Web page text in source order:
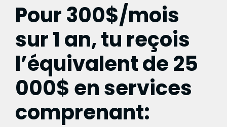
Pour 300$/mois
sur 1 an, tu reçois
l’équivalent de 25
000$ en services
comprenant: